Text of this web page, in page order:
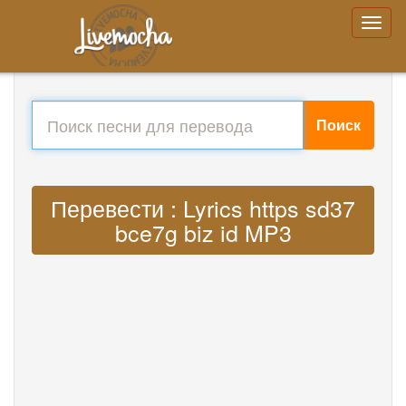
Поиск
Перевести : Lyrics https sd37
bce7g biz id MP3